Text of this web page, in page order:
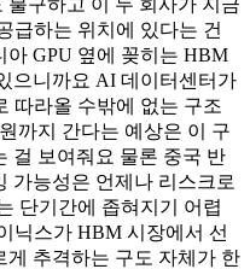
급하는 위치에 있다는 건
아 GPU 옆에 꽂히는 HBM
으니까요 AI 데이터센터가
따라올 수밖에 없는 구조
까지 간다는 예상은 이 구
걸 보여줘요 물론 중국 반
가능성은 언제나 리스크로
단기간에 좁혀지기 어렵
닉스가 HBM 시장에서 선
게 추격하는 구도 자체가 한